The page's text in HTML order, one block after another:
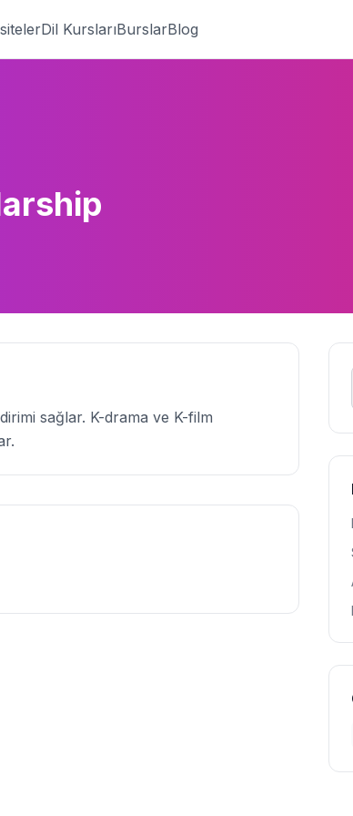
Dil KurslarıBurslarBlog
sağlar. K-drama ve K-film